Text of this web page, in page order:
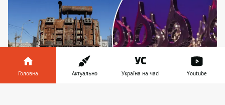
Головна Актуально Україна на часі Youtube